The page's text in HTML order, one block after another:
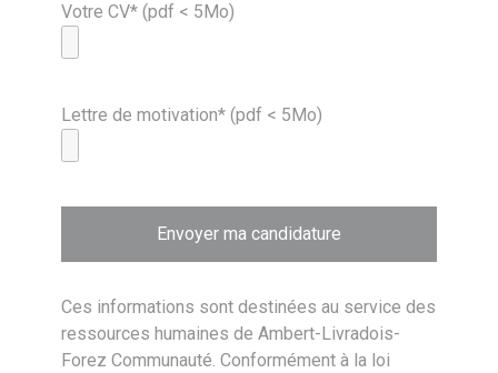
Votre CV* (pdf < 5Mo)
Lettre de motivation* (pdf < 5Mo)
Ces informations sont destinées au service des
ressources humaines de Ambert-Livradois-
Forez Communauté. Conformément à la loi